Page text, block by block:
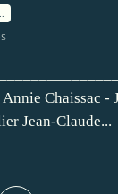
Chaissac -
Jean-Claude...